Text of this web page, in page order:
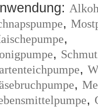
,
,
,
,
,
,